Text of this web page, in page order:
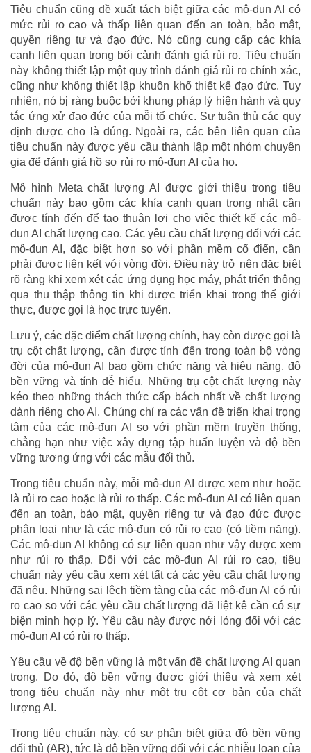
Tiêu chuẩn cũng đề xuất tách biệt giữa các mô-đun AI có
mức rủi ro cao và thấp liên quan đến an toàn, bảo mật,
quyền riêng tư và đạo đức. Nó cũng cung cấp các khía
cạnh liên quan trong bối cảnh đánh giá rủi ro. Tiêu chuẩn
này không thiết lập một quy trình đánh giá rủi ro chính xác,
cũng như không thiết lập khuôn khổ thiết kế đạo đức. Tuy
nhiên, nó bị ràng buộc bởi khung pháp lý hiện hành và quy
tắc ứng xử đạo đức của mỗi tổ chức. Sự tuân thủ các quy
định được cho là đúng. Ngoài ra, các bên liên quan của
tiêu chuẩn này được yêu cầu thành lập một nhóm chuyên
gia để đánh giá hồ sơ rủi ro mô-đun AI của họ.
Mô hình Meta chất lượng AI được giới thiệu trong tiêu
chuẩn này bao gồm các khía cạnh quan trọng nhất cần
được tính đến để tạo thuận lợi cho việc thiết kế các mô-
đun AI chất lượng cao. Các yêu cầu chất lượng đối với các
mô-đun AI, đặc biệt hơn so với phần mềm cổ điển, cần
phải được liên kết với vòng đời. Điều này trở nên đặc biệt
rõ ràng khi xem xét các ứng dụng học máy, phát triển thông
qua thu thập thông tin khi được triển khai trong thế giới
thực, được gọi là học trực tuyến.
Lưu ý, các đặc điểm chất lượng chính, hay còn được gọi là
trụ cột chất lượng, cần được tính đến trong toàn bộ vòng
đời của mô-đun AI bao gồm chức năng và hiệu năng, độ
bền vững và tính dễ hiểu. Những trụ cột chất lượng này
kéo theo những thách thức cấp bách nhất về chất lượng
dành riêng cho AI. Chúng chỉ ra các vấn đề triển khai trọng
tâm của các mô-đun AI so với phần mềm truyền thống,
chẳng hạn như việc xây dựng tập huấn luyện và độ bền
vững tương ứng với các mẫu đối thủ.
Trong tiêu chuẩn này, mỗi mô-đun AI được xem như hoặc
là rủi ro cao hoặc là rủi ro thấp. Các mô-đun AI có liên quan
đến an toàn, bảo mật, quyền riêng tư và đạo đức được
phân loại như là các mô-đun có rủi ro cao (có tiềm năng).
Các mô-đun AI không có sự liên quan như vậy được xem
như rủi ro thấp. Đối với các mô-đun AI rủi ro cao, tiêu
chuẩn này yêu cầu xem xét tất cả các yêu cầu chất lượng
đã nêu. Những sai lệch tiềm tàng của các mô-đun AI có rủi
ro cao so với các yêu cầu chất lượng đã liệt kê cần có sự
biện minh hợp lý. Yêu cầu này được nới lỏng đối với các
mô-đun AI có rủi ro thấp.
Yêu cầu về độ bền vững là một vấn đề chất lượng AI quan
trọng. Do đó, độ bền vững được giới thiệu và xem xét
trong tiêu chuẩn này như một trụ cột cơ bản của chất
lượng AI.
Trong tiêu chuẩn này, có sự phân biệt giữa độ bền vững
đối thủ (AR), tức là độ bền vững đối với các nhiễu loạn của